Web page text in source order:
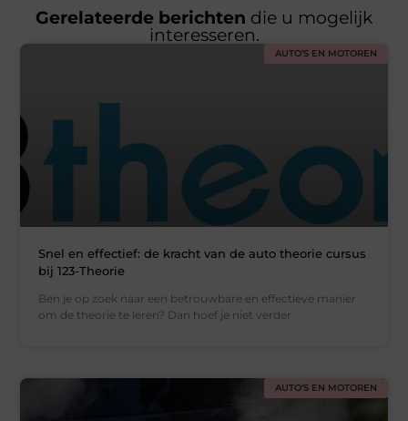
Gerelateerde berichten die u mogelijk
interesseren.
AUTO’S EN MOTOREN
Snel en effectief: de kracht van de auto theorie cursus
bij 123-Theorie
Ben je op zoek naar een betrouwbare en effectieve manier
om de theorie te leren? Dan hoef je niet verder
AUTO’S EN MOTOREN